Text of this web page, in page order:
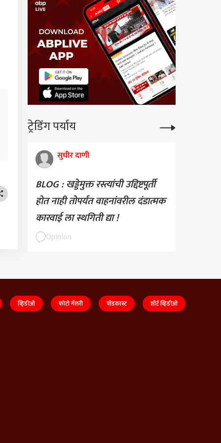
ट्रेडिंग पर्याय
सुधीर दाणी
BLOG : खड्डेमुक्त रस्त्यांची उद्दिष्टपूर्ती
होत नाही तोपर्यंत वाहनांवरील दंडात्मक
कारवाई ला स्थगिती द्या !
Opinion
व्हिडीओ फोटो गॅलरी पॉडकास्ट शॉर्ट व्हिडीओ